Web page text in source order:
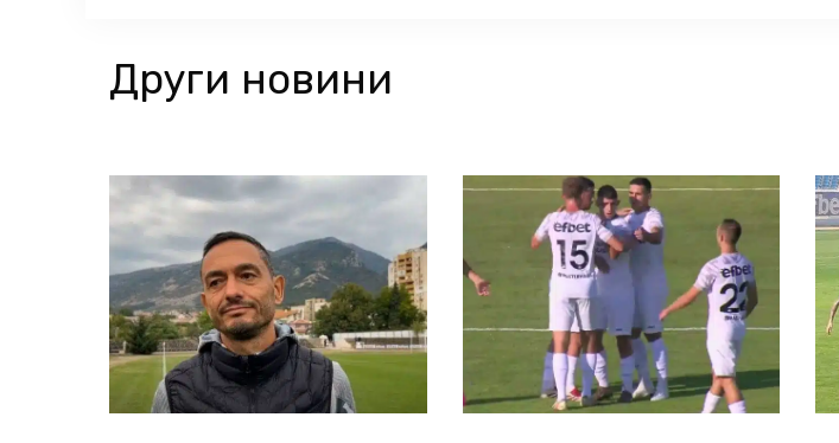
Други новини